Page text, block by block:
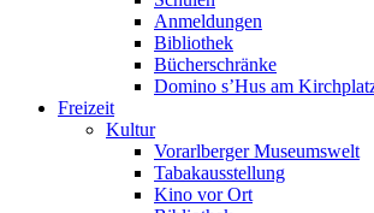
Anmeldungen
Bibliothek
Bücherschränke
Domino s’Hus am
Freizeit
Kultur
Vorarlberger Museumswelt
Tabakausstellung
Kino vor Ort